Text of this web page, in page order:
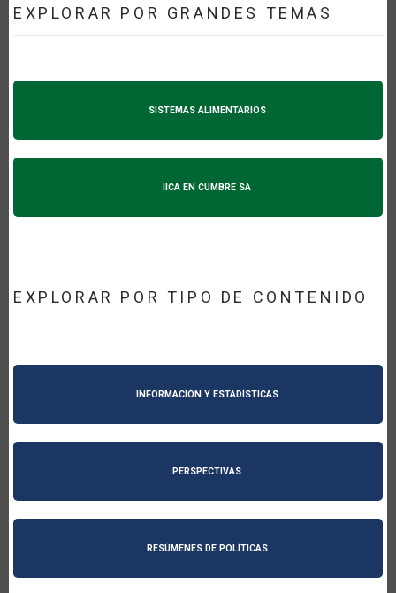
EXPLORAR POR GRANDES TEMAS
SISTEMAS ALIMENTARIOS
IICA EN CUMBRE SA
EXPLORAR POR TIPO DE CONTENIDO
INFORMACIÓN Y ESTADÍSTICAS
PERSPECTIVAS
RESÚMENES DE POLÍTICAS